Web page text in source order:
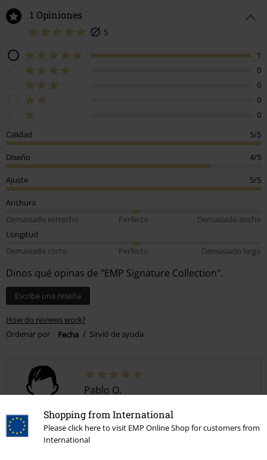
Shopping from International
Please click here to visit EMP Online Shop for customers from
International
1 Opiniones
5
1
0
0
0
0
Calidad
5/5
Diseño 4/5
Ajuste 5/5
Anchura
Demasiado estrecho
Perfecto
Demasiado ancho
Longitud
Demasiado corto
Perfecto Demasiado largo
Dinos qué opinas de "EMP Signature Collection".
Escribe una reseña
How do reviews work?
Ordenar por
Fecha Sirvió de ayuda
Pablo O.
Publicado: lunes, 8 julio, 2024
Excelente material